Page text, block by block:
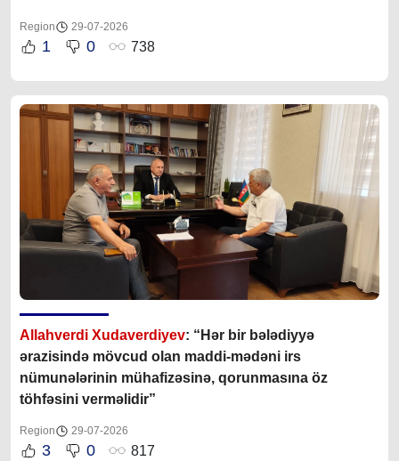
Region 29-07-2026
1 0 738
Allahverdi Xudaverdiyev: “Hər bir bələdiyyə
ərazisində mövcud olan maddi-mədəni irs
nümunələrinin mühafizəsinə, qorunmasına öz
töhfəsini verməlidir”
Region 29-07-2026
3 0 817